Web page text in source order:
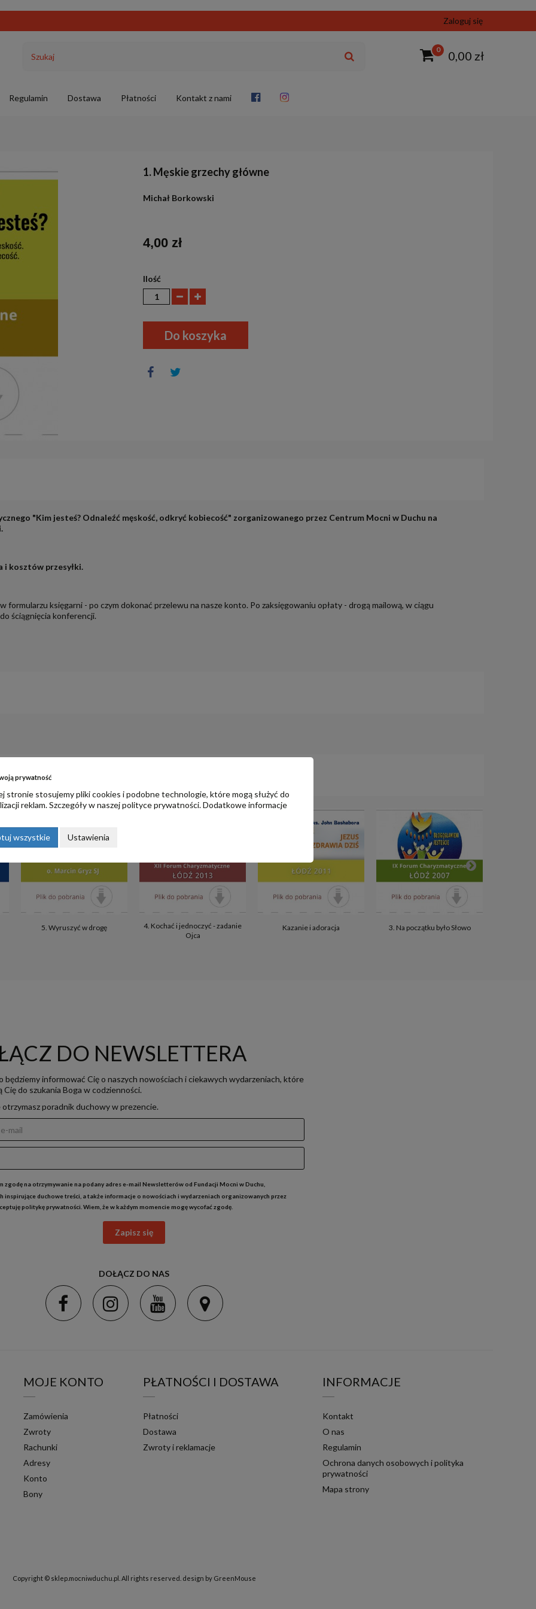
Zaloguj się
0 0,00 zł
Regulamin Dostawa Płatności Kontakt z nami
1. Męskie grzechy główne
Michał Borkowski
4,00 zł
Ilość
Do koszyka
"Kim jesteś? Odnaleźć męskość, odkryć kobiecość" zorganizowanego przez Centrum Mocni w Duchu na
i kosztów przesyłki.
formularzu księgarni - po czym dokonać przelewu na nasze konto. Po zaksięgowaniu opłaty - drogą mailową, w ciągu
ściągnięcia konferencji.
KUPILI RÓWNIEŻ:
5. Wyruszyć w drogę
4. Kochać i jednoczyć - zadanie
Ojca
Kazanie i adoracja 3. Na początku było Słowo
DO NEWSLETTERA
będziemy informować Cię o naszych nowościach i ciekawych wydarzeniach, które
Cię do szukania Boga w codzienności.
otrzymasz poradnik duchowy w prezencie.
zgodę na otrzymywanie na podany adres e-mail Newsletterów od Fundacji Mocni w Duchu,
inspirujące duchowe treści, a także informacje o nowościach i wydarzeniach organizowanych przez
politykę prywatności. Wiem, że w każdym momencie mogę wycofać zgodę.
Zapisz się
DOŁĄCZ DO NAS
MOJE KONTO
Zamówienia
Zwroty
Rachunki
Adresy
Konto
Bony
PŁATNOŚCI I DOSTAWA
Płatności
Dostawa
Zwroty i reklamacje
INFORMACJE
Kontakt
O nas
Regulamin
Ochrona danych osobowych i polityka
prywatności
Mapa strony
prywatność
stronie stosujemy pliki cookies i podobne technologie, które mogą służyć do
reklam. Szczegóły w naszejpolityce prywatności. Dodatkowe informacje
wszystkie Ustawienia
Copyright © sklep.mocniwduchu.pl. All rights reserved. design by GreenMouse